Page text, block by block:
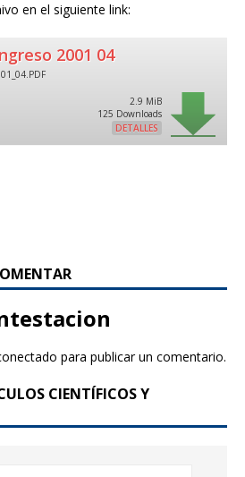
en el siguiente link:
2001 04
2.9 MiB
125 Downloads
DETALLES
para publicar un comentario.
CIENTÍFICOS Y